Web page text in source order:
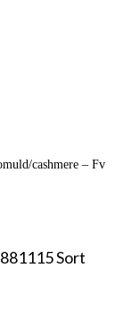
cashmere – Fv
Sort